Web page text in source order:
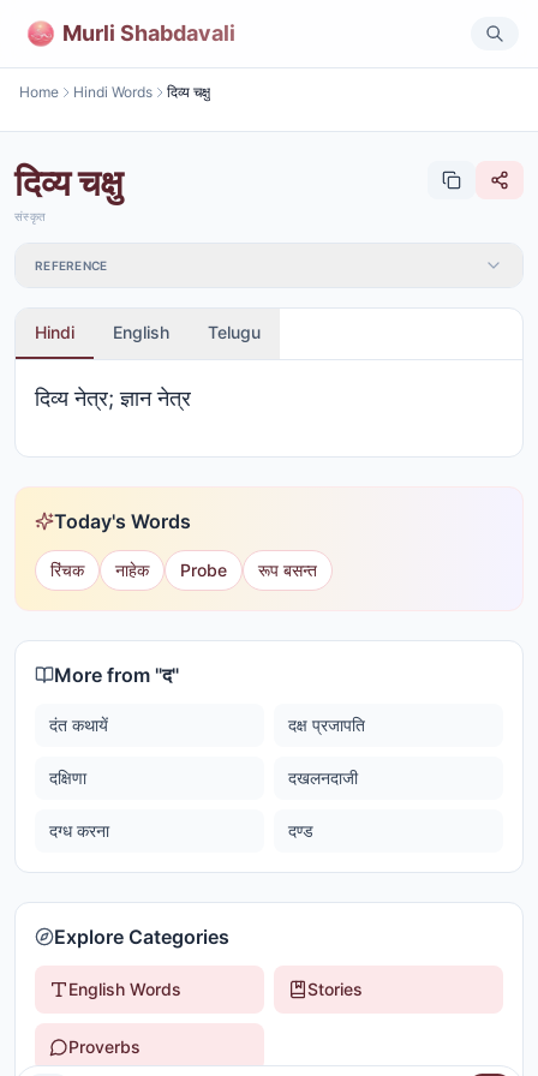
Murli Shabdavali
Home Hindi Words दिव्य चक्षु
दिव्य चक्षु
संस्कृत
REFERENCE
Hindi English Telugu
दिव्य नेत्र; ज्ञान नेत्र
Today's Words
रिंचक नाहेक Probe रूप बसन्त
More from "द"
दंत कथायें दक्ष प्रजापति
दक्षिणा दखलनदाजी
दग्ध करना दण्ड
Explore Categories
English Words Stories
Proverbs